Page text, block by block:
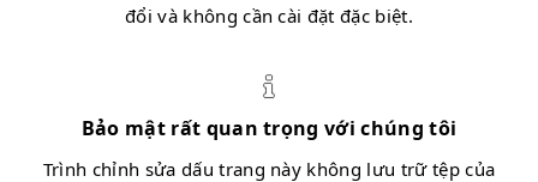
đổi và không cần cài đặt đặc biệt.
Bảo mật rất quan trọng với chúng tôi
Trình chỉnh sửa dấu trang này không lưu trữ tệp của